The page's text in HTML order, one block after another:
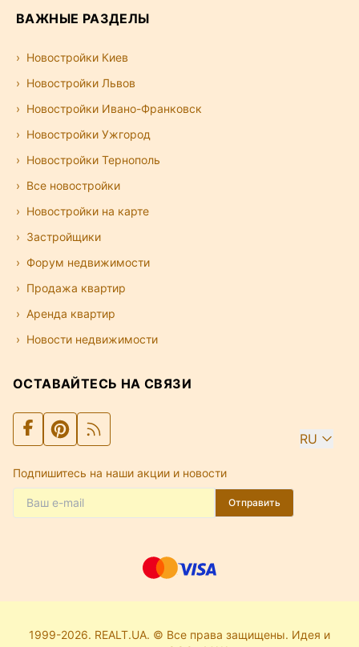
ВАЖНЫЕ РАЗДЕЛЫ
Новостройки Киев
Новостройки Львов
Новостройки Ивано-Франковск
Новостройки Ужгород
Новостройки Тернополь
Все новостройки
Новостройки на карте
Застройщики
Форум недвижимости
Продажа квартир
Аренда квартир
Новости недвижимости
ОСТАВАЙТЕСЬ НА СВЯЗИ
RU
Подпишитесь на наши акции и новости
Отправить
1999-2026. REALT.UA. © Все права защищены. Идея и